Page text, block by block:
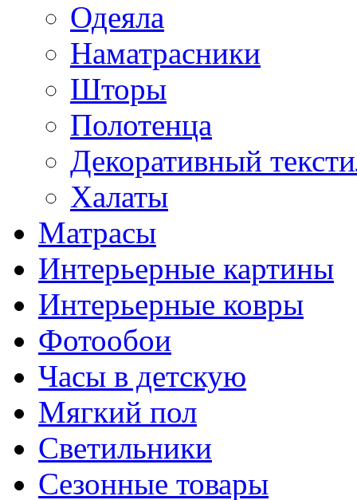
Одеяла
Наматрасники
Шторы
Полотенца
Декоративный
Халаты
Матрасы
Интерьерные картины
Интерьерные ковры
Фотообои
Часы в детскую
Мягкий пол
Светильники
Сезонные товары